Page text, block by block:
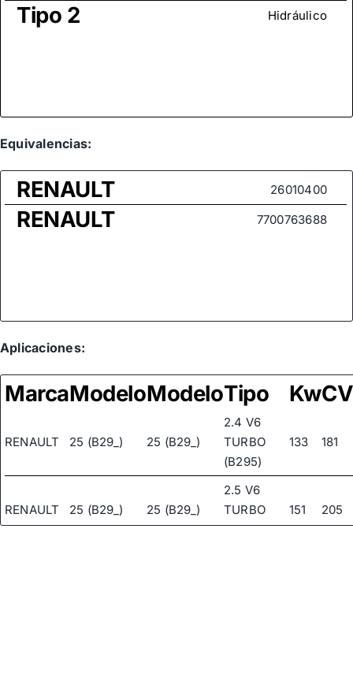
Tipo 2 Hidráulico
Equivalencias:
RENAULT 26010400
RENAULT 7700763688
Aplicaciones:
MarcaModeloModeloTipo KwCV
RENAULT 25 (B29_) 25 (B29_)
2.4 V6
TURBO
(B295)
133 181
RENAULT 25 (B29_) 25 (B29_)
2.5 V6
TURBO
(B29G)
151 205